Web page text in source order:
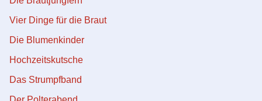
Vier Dinge für die Braut
Die Blumenkinder
Hochzeitskutsche
Das Strumpfband